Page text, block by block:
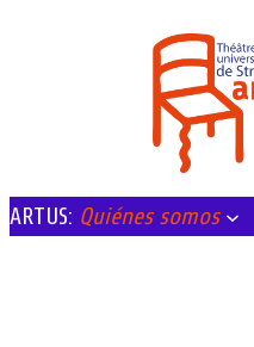
ARTUS: Quiénes somos